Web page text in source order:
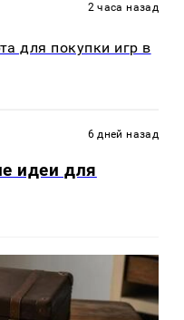
2 часа назад
для покупки игр в
6 дней назад
идеи для